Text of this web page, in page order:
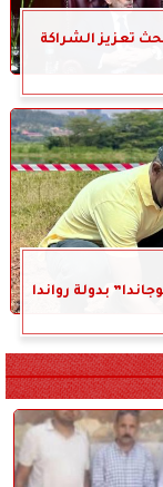
تعزيز الشراكة
بدولة رواندا